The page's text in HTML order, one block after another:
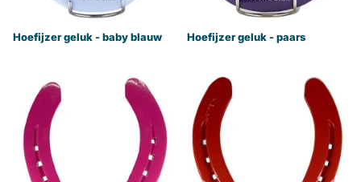
Hoefijzer geluk - baby blauw Hoefijzer geluk - paars